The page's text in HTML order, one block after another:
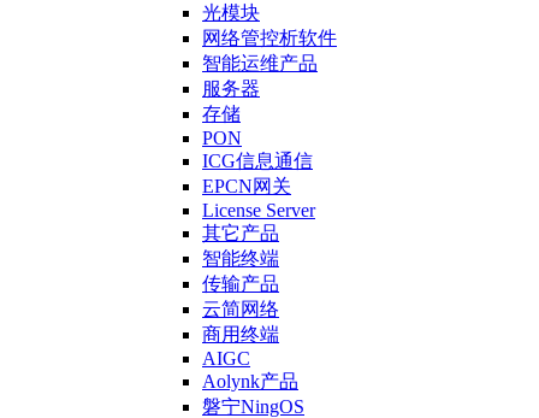
光模块
网络管控析软件
智能运维产品
服务器
存储
PON
ICG信息通信
EPCN网关
License Server
其它产品
智能终端
传输产品
云简网络
商用终端
AIGC
Aolynk产品
磐宁NingOS